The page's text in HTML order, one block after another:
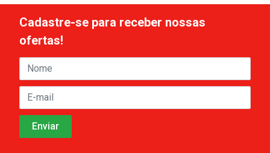
Cadastre-se para receber nossas
ofertas!